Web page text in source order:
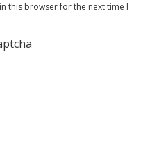
this browser for the next time I